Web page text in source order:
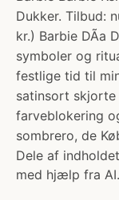
Dukker. Tilbud:
kr.) Barbie DÃ­a
symboler og
festlige tid til
satinsort skjorte
farveblokering
sombrero, de
Dele af
med hjælp fra AI.